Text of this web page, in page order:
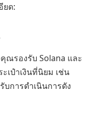
ยด:
ณรองรับ Solana และ
เป๋าเงินที่นิยม เช่น
บการดำเนินการดัง